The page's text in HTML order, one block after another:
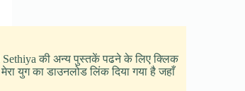
की अन्य पुस्तकें पढने के लिए क्लिक
युग का डाउनलोड लिंक दिया गया है जहाँ